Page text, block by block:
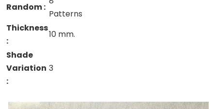
Random :
Patterns
Thickness
:
10 mm.
Shade
Variation
:
3